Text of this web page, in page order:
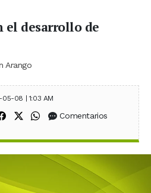
el desarrollo de
Arango
08 | 1:03 AM
Compartir en Facebook
Compartir en X (Twitter)
Compartir en WhatsApp
Comentarios